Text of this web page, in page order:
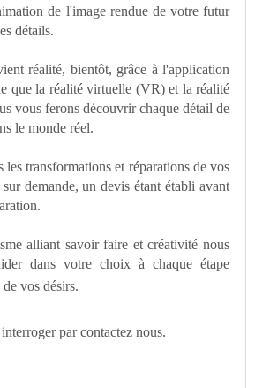
de l'image rendue de votre futur
détails.
réalité, bientôt, grâce à l'application
que la réalité virtuelle (VR) et la réalité
vous ferons découvrir chaque détail de
le monde réel.
les transformations et réparations de vos
demande, un devis étant établi avant
ou réparation.
alliant savoir faire et créativité nous
dans votre choix à chaque étape
vos désirs.
parcontactez nous.